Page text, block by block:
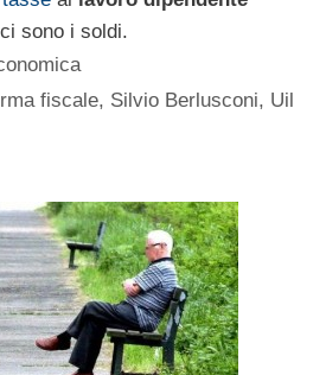
sono i soldi.
fiscale, Silvio Berlusconi, Uil